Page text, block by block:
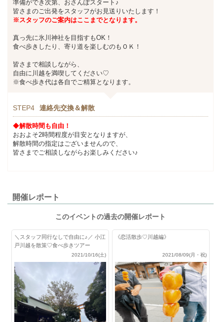
準備ができ次第、おさんぽスタート♪
皆さまのご出発をスタッフがお見送りいたします！
※スタッフのご案内はここまでとなります。
真っ先に氷川神社を目指すもOK！
食べ歩きしたり、寄り道を楽しむのもＯＫ！
皆さまで相談しながら、
自由に川越を満喫してください♡
※食べ歩き代は各自でご精算となります。
STEP4 連絡先交換＆解散
◆解散時間も自由！
おおよそ2時間程度が目安となりますが、
解散時間の指定はございませんので、
皆さまでご相談しながらお楽しみください♪
開催レポート
このイベントの過去の開催レポート
＼スタッフ同行なしで自由に♪／ 小江
戸川越を散策♡食べ歩きツアー
2021/10/16(土)
《恋活散歩♡川越編》
2021/08/09(月・祝)